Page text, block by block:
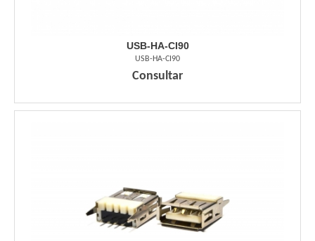
USB-HA-CI90
USB-HA-CI90
Consultar